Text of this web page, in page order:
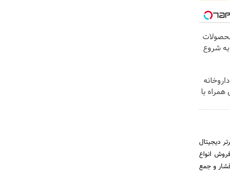
شروع
با
رسمی خود را از مهر ماه ۱۳۹۶ آغاز کرد. برتر دیجیتال
و تبلت، و تجربه ۲۰ ساله در زمینه فروش انواع
و جمع